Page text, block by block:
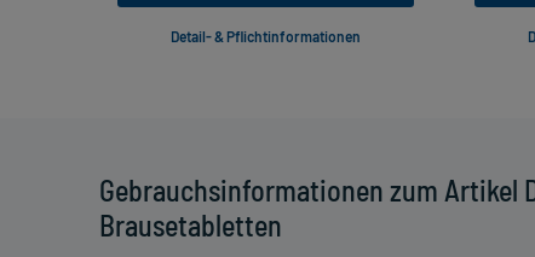
Gebrauchsinformationen zum Artikel
Brausetabletten
Detail- & Pflichtinformationen